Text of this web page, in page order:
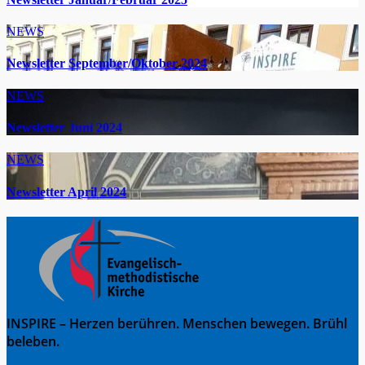
NEWS
Newsletter September/Oktober 2024
NEWS
Newsletter Juni 2024
NEWS
Newsletter April 2024
INSPIRE – Herzen berühren. Menschen bewegen. Brühl
beleben.